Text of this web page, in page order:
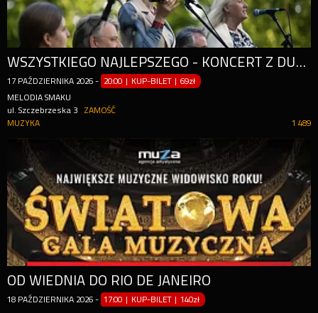
WSZYSTKIEGO NAJLEPSZEGO - KONCERT Z DUSZĄ
17 PAŹDZIERNIKA 2026 - 20:00 | KUP-BILET |69zł
MELODIA SMAKU
ul. Szczebrzeska 3
ZAMOŚĆ
1 489
MUZYKA
OD WIEDNIA DO RIO DE JANEIRO
18 PAŹDZIERNIKA 2026 - 17:00 | KUP-BILET |140zł